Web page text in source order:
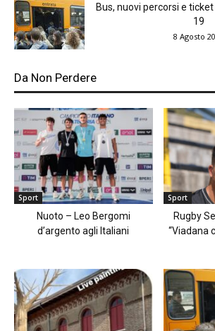
Bus, nuovi percorsi e
19
8 Agosto
Da Non Perdere
Sport
Nuoto – Leo Bergomi
d’argento agli Italiani
Sport
Rugby
“Viadana